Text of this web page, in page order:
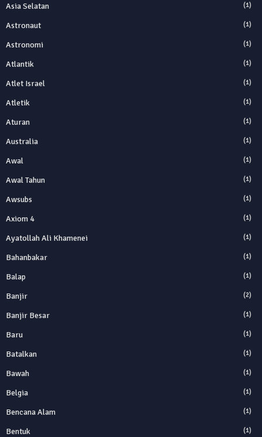
Asia Selatan (1)
Astronaut (1)
Astronomi (1)
Atlantik (1)
Atlet Israel (1)
Atletik (1)
Aturan (1)
Australia (1)
Awal (1)
Awal Tahun (1)
Awsubs (1)
Axiom 4 (1)
Ayatollah Ali Khamenei (1)
Bahanbakar (1)
Balap (1)
Banjir (2)
Banjir Besar (1)
Baru (1)
Batalkan (1)
Bawah (1)
Belgia (1)
Bencana Alam (1)
Bentuk (1)